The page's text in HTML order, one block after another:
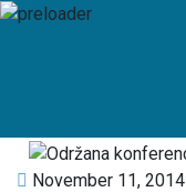
November 11, 2014